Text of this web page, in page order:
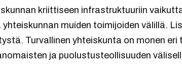
kriittiseen infrastruktuuriin
muiden toimijoiden välillä.
Turvallinen yhteiskunta on monen
ja puolustusteollisuuden